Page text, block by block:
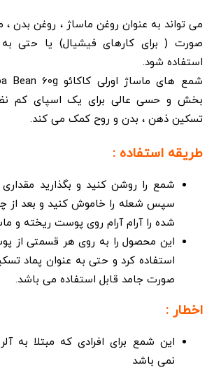
می تواند به عنوان روغن ماساژ ، روغن بدن
صورت ( برای کارهای فیشیال) یا حتی
استفاده شود.
بخش و حسی عالی برای یک اسپای کم
تسکین ذهن ، بدن و روح کمک می کند.
طریقه استفاده :
شمع را روشن کنید و بگذارید
سپس شعله را خاموش کنید و بعد از
شده را آرام آرام روی پوست ریخته و
این محصول را به روی هر قسمتی از
استفاده کرد و حتی به عنوان پماد
صورت جامد قابل استفاده می باشد.
اخطار :
این شمع برای افرادی که مبتلا به
نمی باشد